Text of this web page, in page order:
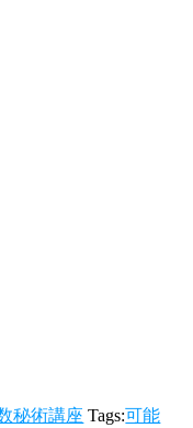
秘術講座 Tags:可能